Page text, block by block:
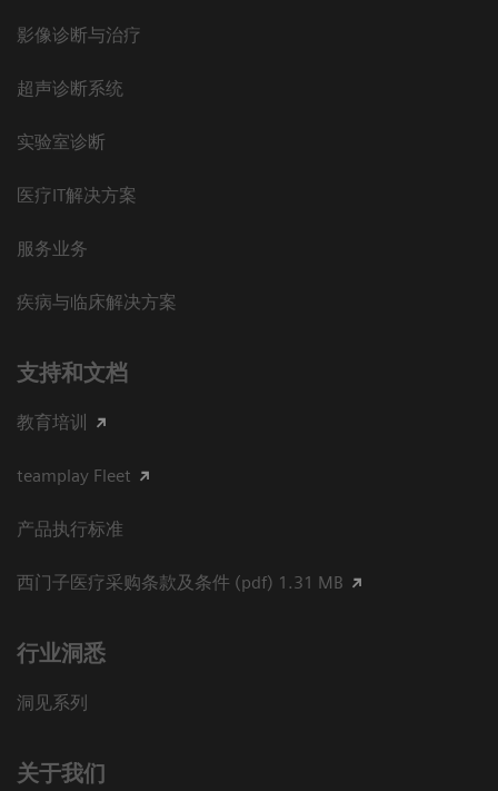
影像诊断与治疗
超声诊断系统
实验室诊断
医疗IT解决方案
服务业务
疾病与临床解决方案
支持和文档
教育培训
teamplay Fleet
产品执行标准
西门子医疗采购条款及条件 (pdf) 1.31 MB
行业洞悉
洞见系列
关于我们